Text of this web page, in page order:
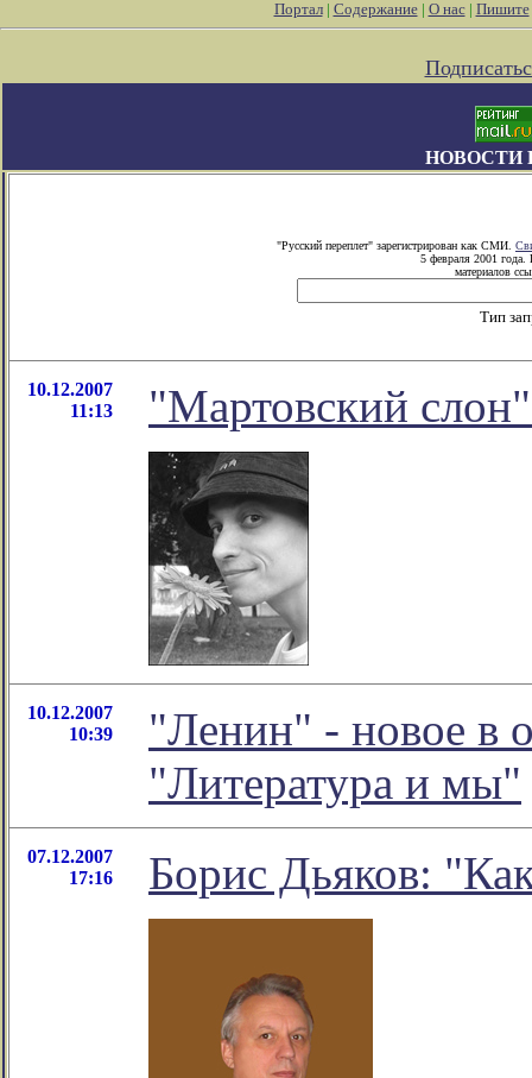
Портал| Содержание| О нас| Пишите
НОВОСТИ
"Русский переплет" зарегистрирован как СМИ.
5 февраля 2001 года.
материалов
Тип
10.12.2007
11:13
"Мартовский
10.12.2007
10:39
"Ленин" - новое в
"Литература и мы"
07.12.2007
17:16
Борис Дьяков: